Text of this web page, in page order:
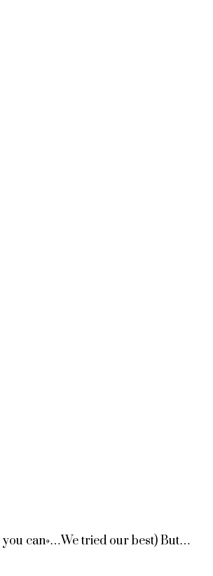
can»…We tried our best) But…